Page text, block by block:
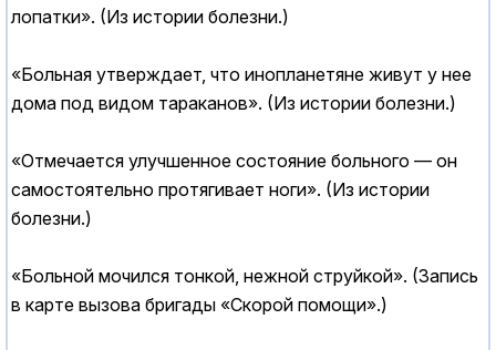
лопатки». (Из истории болезни.)
«Больная утверждает, что инопланетяне живут у нее
дома под видом тараканов». (Из истории болезни.)
«Отмечается улучшенное состояние больного — он
самостоятельно протягивает ноги». (Из истории
болезни.)
«Больной мочился тонкой, нежной струйкой». (Запись
в карте вызова бригады «Скорой помощи».)